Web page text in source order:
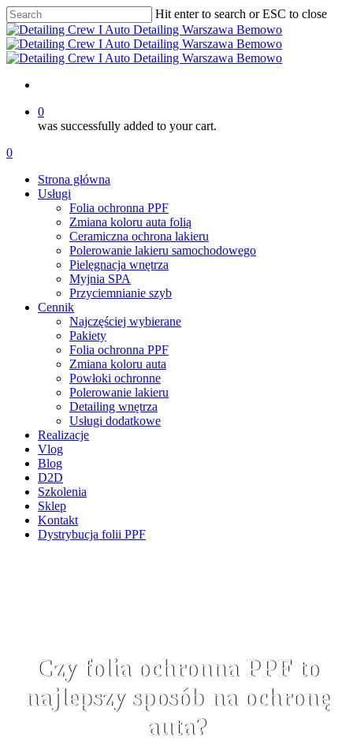
Skip
to
main
content
Hit enter to search or ESC to close
Close
Search
0
was successfully added to your cart.
Menu
account
0
Strona główna
Usługi
Folia ochronna PPF
Zmiana koloru auta folią
Ceramiczna ochrona lakieru
Polerowanie lakieru samochodowego
Pielęgnacja wnętrza
Myjnia SPA
Przyciemnianie szyb
Cennik
Najczęściej wybierane
Pakiety
Folia ochronna PPF
Zmiana koloru auta
Powłoki ochronne
Polerowanie lakieru
Detailing wnętrza
Usługi dodatkowe
Realizacje
Vlog
Blog
D2D
Szkolenia
Sklep
Kontakt
Dystrybucja folii PPF
Czy folia ochronna PPF to
najlepszy sposób na ochronę
auta?